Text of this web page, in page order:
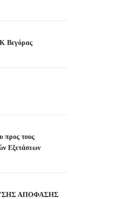
Βεγόρας
προς τους
Εξετάσεων
ΑΠΟΦΑΣΗΣ